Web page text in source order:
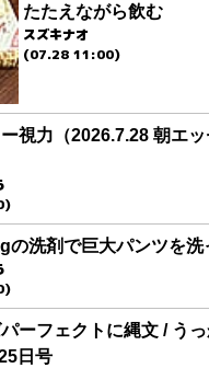
たたえながら飲む
スズキナオ
(07.28 11:00)
視力（2026.7.28 朝エ
の洗剤で巨大パンツを洗
ーフェクトに縄文 / う
日号